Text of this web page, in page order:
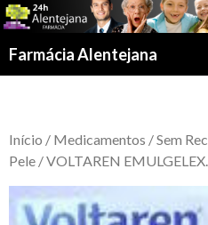
Farmácia Alentejana
Início / Medicamentos /Sem
Pele / VOLTAREN